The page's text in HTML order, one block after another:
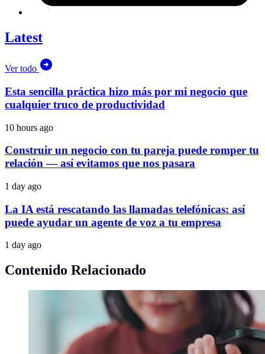
Latest
Ver todo
Esta sencilla práctica hizo más por mi negocio que
cualquier truco de productividad
10 hours ago
Construir un negocio con tu pareja puede romper tu
relación — así evitamos que nos pasara
1 day ago
La IA está rescatando las llamadas telefónicas: así
puede ayudar un agente de voz a tu empresa
1 day ago
Contenido Relacionado